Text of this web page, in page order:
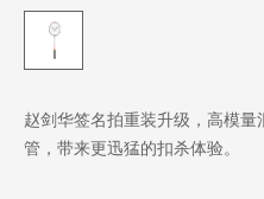
赵剑华签名拍重装升级，高模量
管，带来更迅猛的扣杀体验。